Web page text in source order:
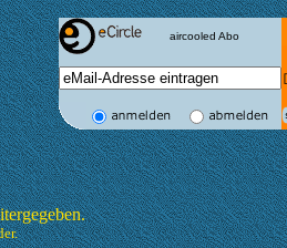
aircooled Abo